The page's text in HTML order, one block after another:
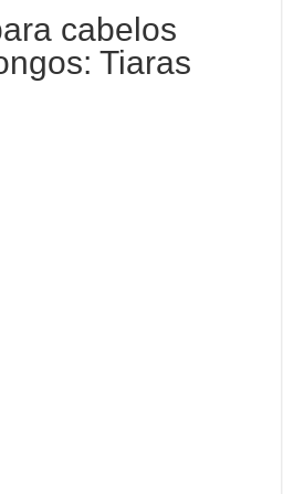
cabelos
Tiaras